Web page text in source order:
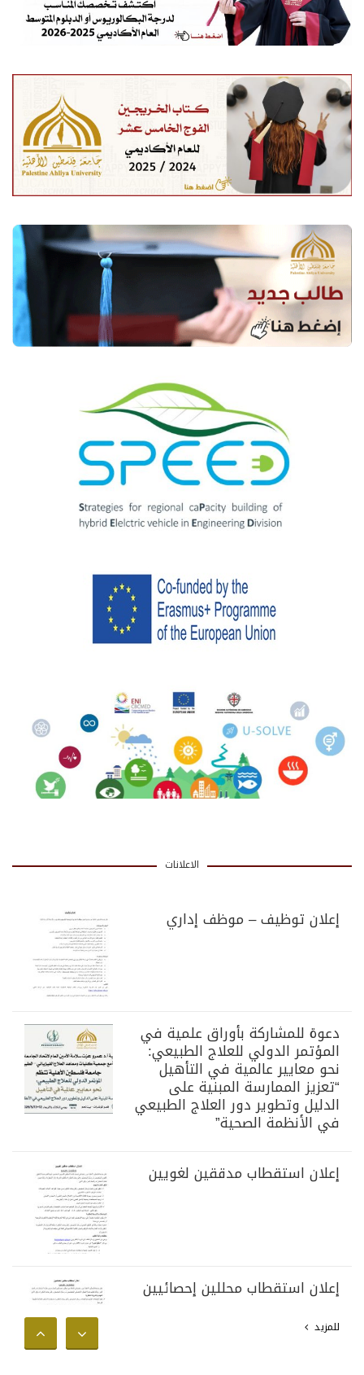
الاعلانات
إعلان توظيف – موظف إداري
دعوة للمشاركة بأوراق علمية في
المؤتمر الدولي للعلاج الطبيعي:
نحو معايير عالمية في التأهيل
“تعزيز الممارسة المبنية على
الدليل وتطوير دور العلاج الطبيعي
في الأنظمة الصحية”
إعلان استقطاب مدققين لغويين
إعلان استقطاب محللين إحصائيين
للمزيد